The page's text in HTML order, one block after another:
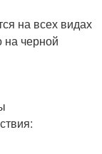
на всех видах
на черной